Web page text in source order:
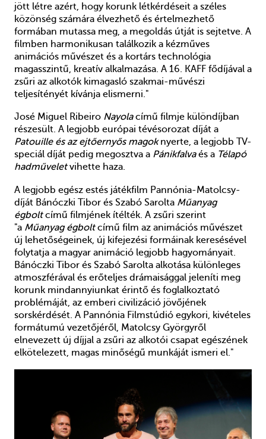
jött létre azért, hogy korunk létkérdéseit a széles
közönség számára élvezhető és értelmezhető
formában mutassa meg, a megoldás útját is sejtetve. A
filmben harmonikusan találkozik a kézműves
animációs művészet és a kortárs technológia
magasszintű, kreatív alkalmazása. A 16. KAFF fődíjával a
zsűri az alkotók kimagasló szakmai-művészi
teljesítényét kívánja elismerni."
José Miguel Ribeiro Nayolacímű filmje különdíjban
részesült. A legjobb európai tévésorozat díját a
Patouille és az ejtőernyős magoknyerte, a legjobb TV-
speciál díját pedig megosztva a Pánikfalvaés a Télapó
hadműveletvihette haza.
A legjobb egész estés játékfilm Pannónia-Matolcsy-
díját Bánóczki Tibor és Szabó Sarolta Műanyag
égboltcímű filmjének ítélték. A zsűri szerint
"a Műanyag égboltcímű film az animációs művészet
új lehetőségeinek, új kifejezési formáinak keresésével
folytatja a magyar animáció legjobb hagyományait.
Bánóczki Tibor és Szabó Sarolta alkotása különleges
atmoszférával és erőteljes drámaisággal jeleníti meg
korunk mindannyiunkat érintő és foglalkoztató
problémáját, az emberi civilizáció jövőjének
sorskérdését. A Pannónia Filmstúdió egykori, kivételes
formátumú vezetőjéről, Matolcsy Györgyről
elnevezett új díjjal a zsűri az alkotói csapat egészének
elkötelezett, magas minőségű munkáját ismeri el."